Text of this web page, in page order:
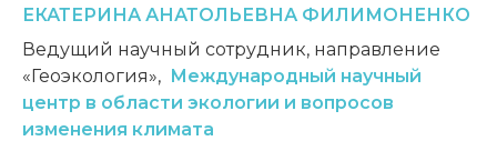
ЕКАТЕРИНА АНАТОЛЬЕВНА ФИЛИМОНЕНКО
Ведущий научный сотрудник, направление
«Геоэкология», Международный научный
центр в области экологии и вопросов
изменения климата